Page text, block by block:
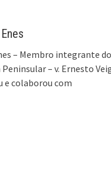
– Membro integrante
– v. Ernesto
e colaborou com